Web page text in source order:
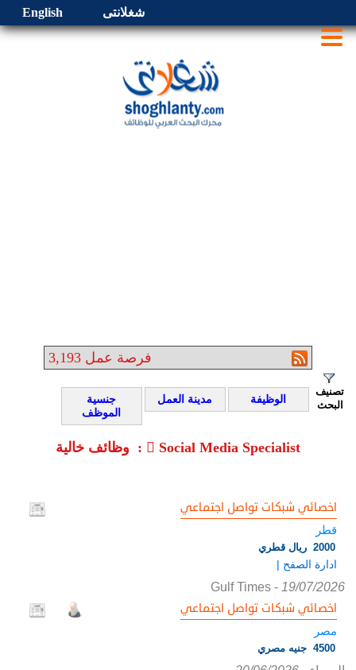
شغلانتى English
3,193 فرصة عمل
تصنيف
البحث
الوظيفة مدينة العمل
جنسية
الموظف
وظائف خالية : ٍSocial Media Specialist
اخصائي شبكات تواصل اجتماعي
قطر
2000 ريال قطري
ادارة الصفح |
Gulf Times- 19/07/2026
اخصائي شبكات تواصل اجتماعي
مصر
4500 جنيه مصري